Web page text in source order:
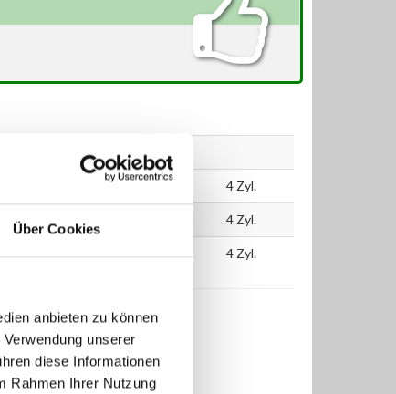
Über Cookies
anbieten zu können
unserer
diese Informationen
Rahmen Ihrer Nutzung
PS ccm
75 1364 4 Zyl.
4 Zyl.
55 75 1364 4 Zyl.